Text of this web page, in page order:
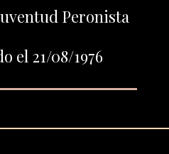
Peronista
el 21/08/1976